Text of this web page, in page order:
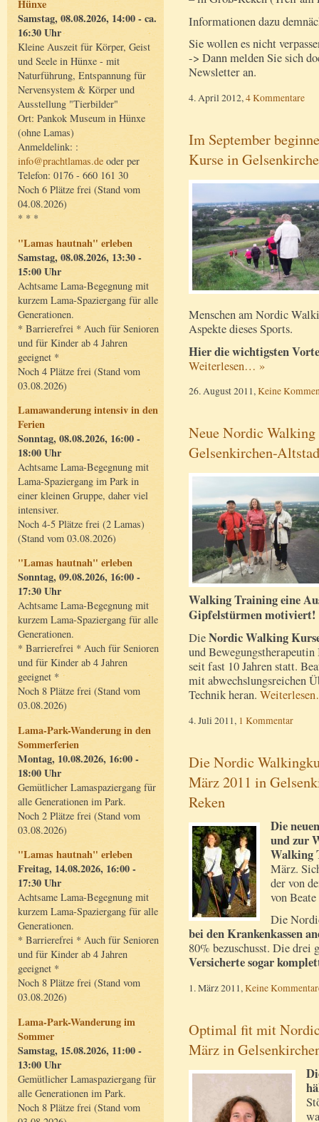
Hünxe
Samstag, 08.08.2026, 14:00 - ca.
16:30 Uhr
Kleine Auszeit für Körper, Geist
und Seele in Hünxe - mit
Naturführung, Entspannung für
Nervensystem & Körper und
Ausstellung "Tierbilder"
Ort: Pankok Museum in Hünxe
(ohne Lamas)
Anmeldelink: :
info@prachtlamas.de oder per
Telefon: 0176 - 660 161 30
Noch 6 Plätze frei (Stand vom
04.08.2026)
* * *
"Lamas hautnah" erleben
Samstag, 08.08.2026, 13:30 -
15:00 Uhr
Achtsame Lama-Begegnung mit
kurzem Lama-Spaziergang für alle
Generationen.
* Barrierefrei * Auch für Senioren
und für Kinder ab 4 Jahren
geeignet *
Noch 4 Plätze frei (Stand vom
03.08.2026)
Lamawanderung intensiv in den
Ferien
Sonntag, 08.08.2026, 16:00 -
18:00 Uhr
Achtsame Lama-Begegnung mit
Lama-Spaziergang im Park in
einer kleinen Gruppe, daher viel
intensiver.
Noch 4-5 Plätze frei (2 Lamas)
(Stand vom 03.08.2026)
"Lamas hautnah" erleben
Sonntag, 09.08.2026, 16:00 -
17:30 Uhr
Achtsame Lama-Begegnung mit
kurzem Lama-Spaziergang für alle
Generationen.
* Barrierefrei * Auch für Senioren
und für Kinder ab 4 Jahren
geeignet *
Noch 8 Plätze frei (Stand vom
03.08.2026)
Lama-Park-Wanderung in den
Sommerferien
Montag, 10.08.2026, 16:00 -
18:00 Uhr
Gemütlicher Lamaspaziergang für
alle Generationen im Park.
Noch 2 Plätze frei (Stand vom
03.08.2026)
"Lamas hautnah" erleben
Freitag, 14.08.2026, 16:00 -
17:30 Uhr
Achtsame Lama-Begegnung mit
kurzem Lama-Spaziergang für alle
Generationen.
* Barrierefrei * Auch für Senioren
und für Kinder ab 4 Jahren
geeignet *
Noch 8 Plätze frei (Stand vom
03.08.2026)
Lama-Park-Wanderung im
Sommer
Samstag, 15.08.2026, 11:00 -
13:00 Uhr
Gemütlicher Lamaspaziergang für
alle Generationen im Park.
Noch 8 Plätze frei (Stand vom
Informationen dazu
Sie wollen es nicht
-> Dann melden Sie sich
Newsletter an.
4. April 2012,4 Kommentare
Im September
Kurse in
Menschen am Nordic
Aspekte dieses Sports.
Hier die wichtigsten
Weiterlesen… »
26. August 2011,Keine
Neue Nordic Walking
Gelsenkirchen-
Walking Training eine
Gipfelstürmen motiviert!
DieNordic Walking
und
seit fast 10 Jahren statt.
mit abwechslungsreichen
Technik heran.
4. Juli 2011, 1 Kommentar
Die Nordic
März 2011 in
Reken
Die
und zur
Walking
März.
der von
von
Die
bei den Krankenkassen
80% bezuschusst. Die drei
Versicherte sogar
1. März 2011,Keine
Optimal fit mit
März in